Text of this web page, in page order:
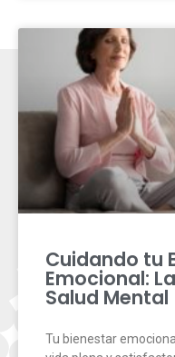
Cuidando tu
Emocional:
Salud Mental
Tu bienestar